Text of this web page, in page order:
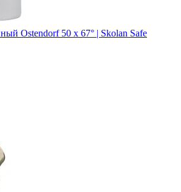
Ostendorf 50 х 67° | Skolan Safe